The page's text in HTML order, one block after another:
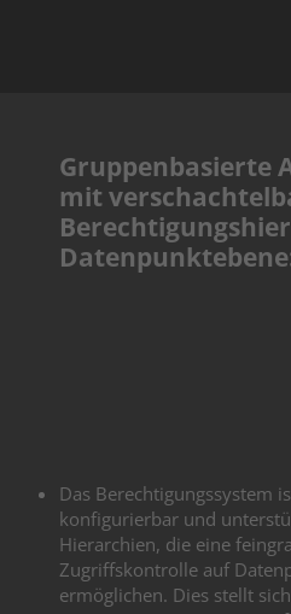
Gruppenbasierte
mit
Das Berechtigungssystem
konfigurierbar und
Hierarchien, die eine
Zugriffskontrolle auf
ermöglichen. Dies stellt